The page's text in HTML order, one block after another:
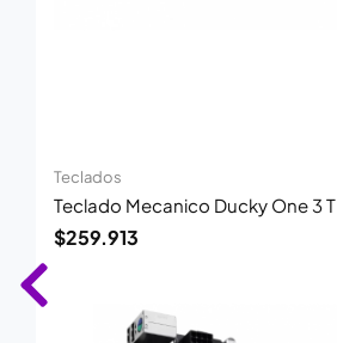
Teclados
Teclado Mecanico Ducky One 3 T
$259.913